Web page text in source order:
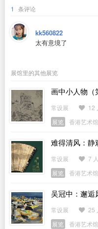
1 条评论
kk560822
太有意境了
展馆里的其他展览
画中小人物（
常设展 12
展览
香港艺术馆
难得清风：静
常设展 7 人
展览
香港艺术馆
吴冠中：邂逅
常设展 25
展览
香港艺术馆